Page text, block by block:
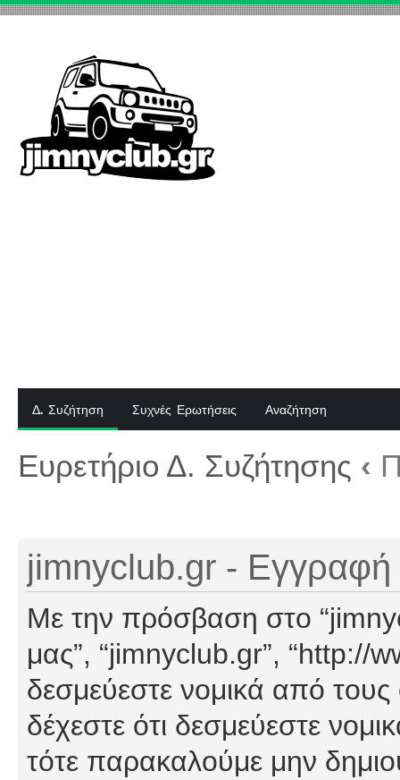
Δ. Συζήτηση Συχνές Ερωτήσεις Αναζήτηση
Ευρετήριο Δ. Συζήτησης ‹
jimnyclub.gr - Εγγραφή
Με την πρόσβαση στο
μας”, “jimnyclub.gr”, “http://
δεσμεύεστε νομικά από
δέχεστε ότι δεσμεύεστε
τότε παρακαλούμε μην